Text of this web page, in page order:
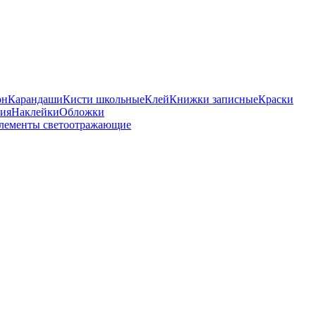
КарандашиКисти школьныеКлейКнижки записныеКраски
НаклейкиОбложки
светоотражающие